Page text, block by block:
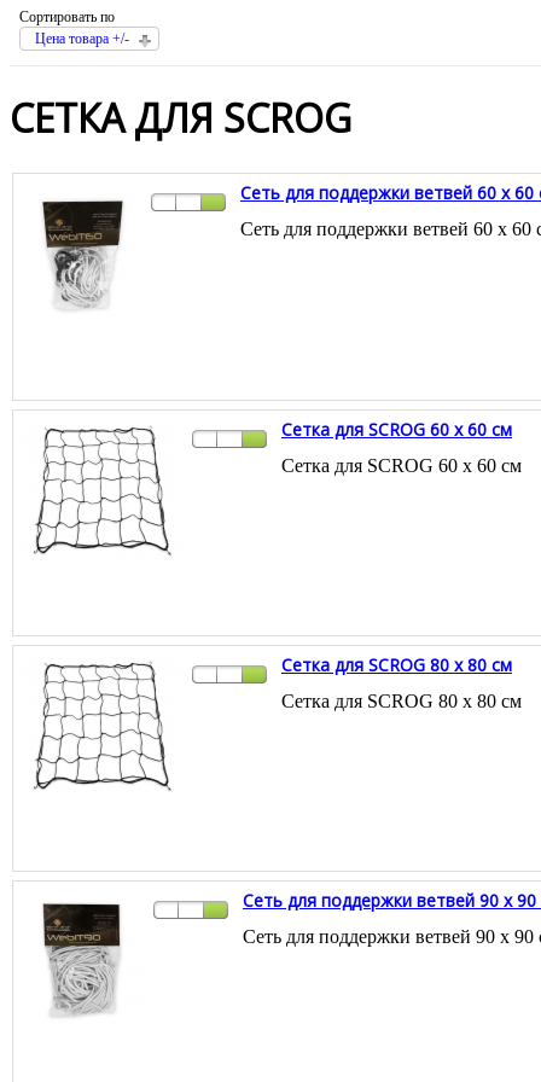
Сортировать по
Цена товара +/-
СЕТКА ДЛЯ SCROG
Сеть для поддержки ветвей 60 x 60
Сеть для поддержки ветвей 60 x 60
Сетка для SCROG 60 x 60 см
Сетка для SCROG 60 x 60 см
Сетка для SCROG 80 x 80 см
Сетка для SCROG 80 x 80 см
Сеть для поддержки ветвей 90 x 90
Сеть для поддержки ветвей 90 x 90